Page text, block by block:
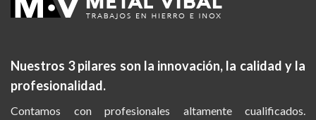
Nuestros 3 pilares son la innovación, la calidad y la
profesionalidad.
Contamos con profesionales altamente cualificados.